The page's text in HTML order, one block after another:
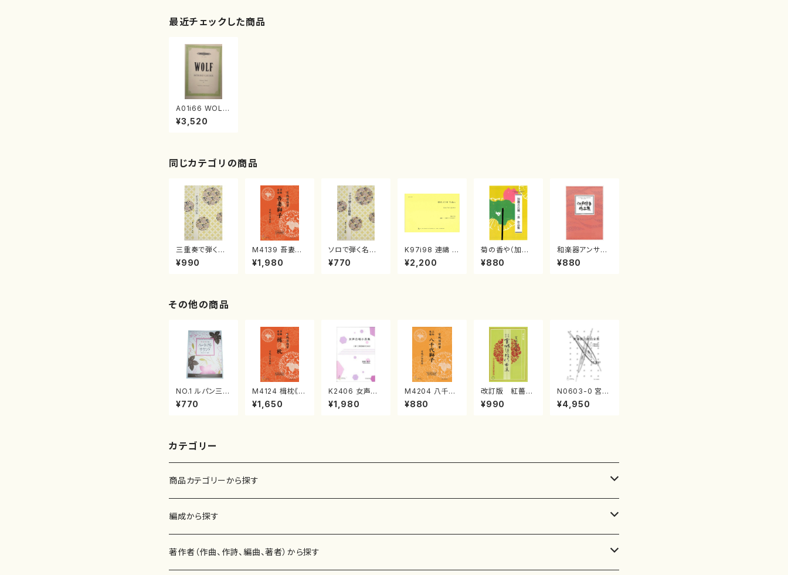
最近チェックした商品
A01i66 WOLF
(Piano and Vo
ice (High Voic
¥3,520
同じカテゴリの商品
三重奏で弾く名
曲集 クリスマ
スメドレー( 箏
¥990
M4139 吾妻獅
子《箏曲楽譜》
（箏/宮城道雄
¥1,980
ソロで弾く名曲
集 クリスマス・
イブ／恋人がサ
¥770
K97i98 連禱 :
2台ピアノのため
の（2 Pianos /
¥2,200
菊の香や（加羅
古呂庵一泉/楽
譜）
¥880
和楽器アンサン
ブル 子どもの
四季箏２・十七・
¥880
その他の商品
NO.1 ルパン三
世 ７８のテー
マ/渡辺 正子/
¥770
M4124 楫枕《箏
曲楽譜》 （箏/宮
城道雄著・宮城
¥1,650
K2406 女声合
唱小品集（女声
合唱/栗原邦子/
¥1,980
M4204 八千代
獅子（三絃/宮城
道雄著・宮城宗
¥880
改訂版 紅薔
薇/ひばり(/宮城
道雄/楽譜）
¥990
N0603-0 宮澤
賢治歌曲全集
（歌，ピアノ/中村
¥4,950
カテゴリー
商品カテゴリーから探す
楽譜
書籍
編成から探す
邦楽器
著作者（作曲、作詩、編曲、著者）から探す